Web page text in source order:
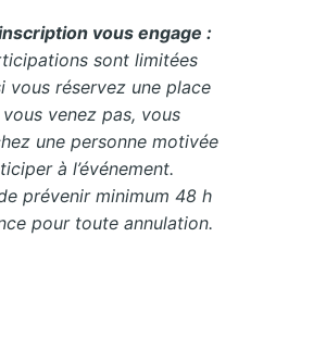
vous engage :
sont limitées
vous réservez une place
venez pas, vous
une personne motivée
à l’événement.
prévenir minimum 48 h
pour toute annulation.